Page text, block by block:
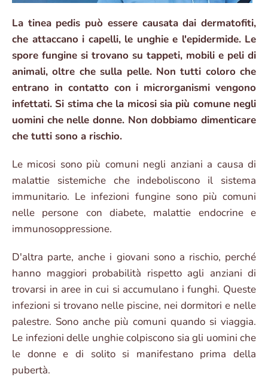
La tinea pedis può essere causata dai dermatofiti,
che attaccano i capelli, le unghie e l'epidermide. Le
spore fungine si trovano su tappeti, mobili e peli di
animali, oltre che sulla pelle. Non tutti coloro che
entrano in contatto con i microrganismi vengono
infettati. Si stima che la micosi sia più comune negli
uomini che nelle donne. Non dobbiamo dimenticare
che tutti sono a rischio.
Le micosi sono più comuni negli anziani a causa di
malattie sistemiche che indeboliscono il sistema
immunitario. Le infezioni fungine sono più comuni
nelle persone con diabete, malattie endocrine e
immunosoppressione.
D'altra parte, anche i giovani sono a rischio, perché
hanno maggiori probabilità rispetto agli anziani di
trovarsi in aree in cui si accumulano i funghi. Queste
infezioni si trovano nelle piscine, nei dormitori e nelle
palestre. Sono anche più comuni quando si viaggia.
Le infezioni delle unghie colpiscono sia gli uomini che
le donne e di solito si manifestano prima della
pubertà.